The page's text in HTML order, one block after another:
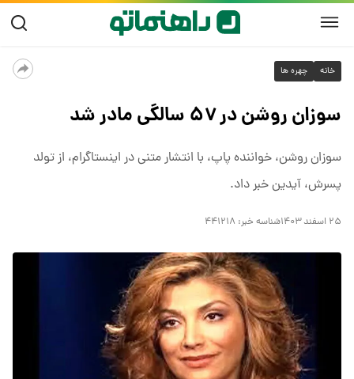
خانه چهره ها
سوزان روشن در ۵۷ سالگی مادر شد
سوزان روشن، خواننده پاپ، با انتشار متنی در اینستاگرام، از تولد
پسرش، آیدین خبر داد.
۲۵ اسفند ۱۴۰۳ شناسه خبر: ۴۴۱۲۱۸